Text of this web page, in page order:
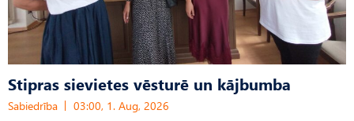
Stipras sievietes vēsturē un kājbumba
Sabiedrība 03:00, 1. Aug, 2026